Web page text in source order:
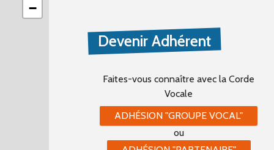
−
Devenir Adhérent
Faites-vous connaître avec la Corde
Vocale
ADHÉSION "GROUPE VOCAL"
ou